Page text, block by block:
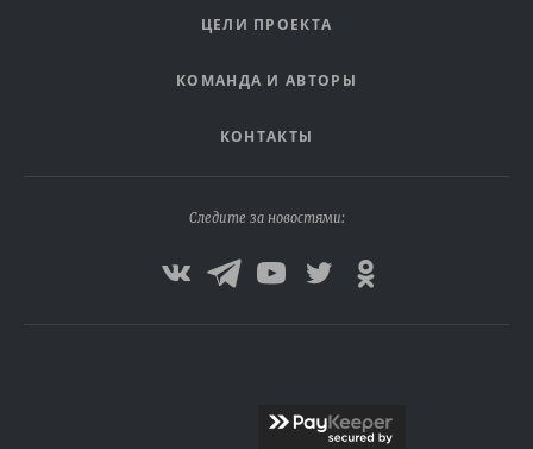
ЦЕЛИ ПРОЕКТА
КОМАНДА И АВТОРЫ
КОНТАКТЫ
Следите за новостями: